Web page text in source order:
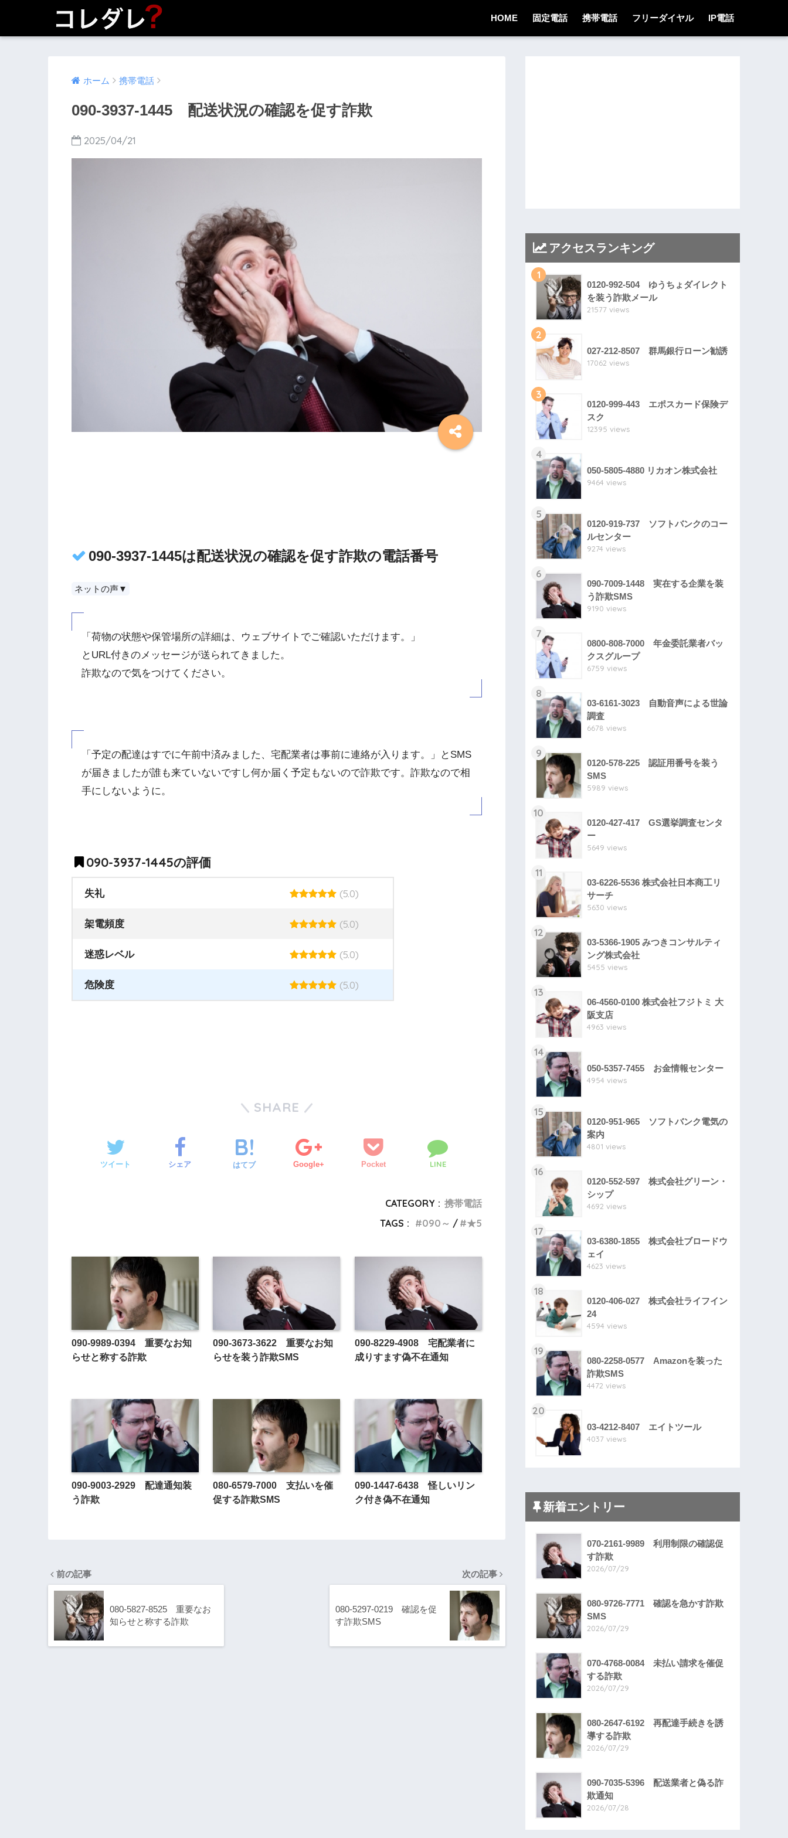
HOME 固定電話 携帯電話 フリーダイヤル IP電話
ホーム 携帯電話
090-3937-1445 配送状況の確認を促す詐欺
2025/04/21
090-3937-1445は配送状況の確認を促す詐欺の電話番号
ネットの声▼
「荷物の状態や保管場所の詳細は、ウェブサイトでご確認いただけます。」
とURL付きのメッセージが送られてきました。
詐欺なので気をつけてください。
「予定の配達はすでに午前中済みました、宅配業者は事前に連絡が入ります。」とSMS
が届きましたが誰も来ていないですし何か届く予定もないので詐欺です。詐欺なので相
手にしないように。
090-3937-1445の評価
失礼 (5.0)
架電頻度 (5.0)
迷惑レベル (5.0)
危険度 (5.0)
SHARE
ツイート シェア はてブ Google+ Pocket LINE
CATEGORY : 携帯電話
TAGS :
090～ ★5
090-9989-0394 重要なお知
らせと称する詐欺
090-3673-3622 重要なお知
らせを装う詐欺SMS
090-8229-4908 宅配業者に
成りすます偽不在通知
090-9003-2929 配達通知装
う詐欺
080-6579-7000 支払いを催
促する詐欺SMS
090-1447-6438 怪しいリン
ク付き偽不在通知
前の記事
080-5827-8525 重要なお
知らせと称する詐欺
次の記事
080-5297-0219 確認を促
す詐欺SMS
アクセスランキング
1
0120-992-504 ゆうちょダイレクト
を装う詐欺メール
21577 views
2
027-212-8507 群馬銀行ローン勧誘
17062 views
3
0120-999-443 エポスカード保険デ
スク
12395 views
4
050-5805-4880 リカオン株式会社
9464 views
5
0120-919-737 ソフトバンクのコー
ルセンター
9274 views
6
090-7009-1448 実在する企業を装
う詐欺SMS
9190 views
7
0800-808-7000 年金委託業者バッ
クスグループ
6759 views
8
03-6161-3023 自動音声による世論
調査
6678 views
9
0120-578-225 認証用番号を装う
SMS
5989 views
10
0120-427-417 GS選挙調査センタ
ー
5649 views
11
03-6226-5536 株式会社日本商工リ
サーチ
5630 views
12
03-5366-1905 みつきコンサルティ
ング株式会社
5455 views
13
06-4560-0100 株式会社フジトミ 大
阪支店
4963 views
14
050-5357-7455 お金情報センター
4954 views
15
0120-951-965 ソフトバンク電気の
案内
4801 views
16
0120-552-597 株式会社グリーン・
シップ
4692 views
17
03-6380-1855 株式会社ブロードウ
ェイ
4623 views
18
0120-406-027 株式会社ライフイン
24
4594 views
19
080-2258-0577 Amazonを装った
詐欺SMS
4472 views
20
03-4212-8407 エイトツール
4037 views
新着エントリー
070-2161-9989 利用制限の確認促
す詐欺
2026/07/29
080-9726-7771 確認を急かす詐欺
SMS
2026/07/29
070-4768-0084 未払い請求を催促
する詐欺
2026/07/29
080-2647-6192 再配達手続きを誘
導する詐欺
2026/07/29
090-7035-5396 配送業者と偽る詐
欺通知
2026/07/28